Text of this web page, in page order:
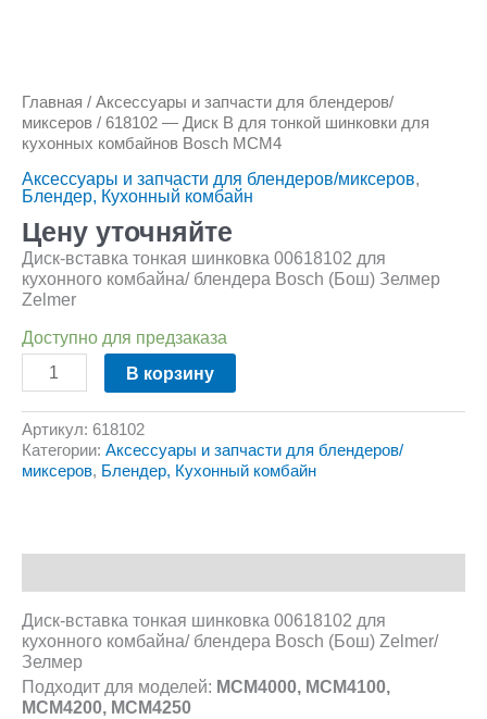
Главная / Аксессуары и запчасти для блендеров/
миксеров / 618102 — Диск B для тонкой шинковки для
кухонных комбайнов Bosch MCM4
Аксессуары и запчасти для блендеров/миксеров
Блендер, Кухонный комбайн
Цену уточняйте
Диск-вставка тонкая шинковка 00618102 для
кухонного комбайна/ блендера Bosch (Бош) Зелмер
Zelmer
Доступно для предзаказа
В корзину
Артикул: 618102
Категории: Аксессуары и запчасти для блендеров/
миксеров, Блендер, Кухонный комбайн
Диск-вставка тонкая шинковка 00618102 для
кухонного комбайна/ блендера Bosch (Бош) Zelmer/
Зелмер
Подходит для моделей: MCM4000, MCM4100,
MCM4200, MCM4250